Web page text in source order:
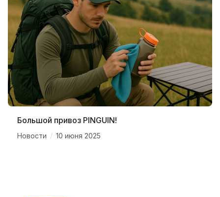
Большой привоз PINGUIN!
Новости / 10 июня 2025